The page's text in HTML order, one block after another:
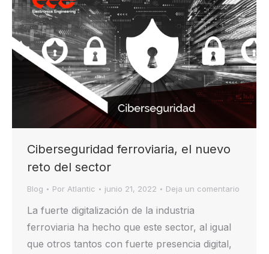
Ciberseguridad ferroviaria, el nuevo
reto del sector
Blog Por Atlantic junio 21, 2022 Deja un comentario
La fuerte digitalización de la industria
ferroviaria ha hecho que este sector, al igual
que otros tantos con fuerte presencia digital,